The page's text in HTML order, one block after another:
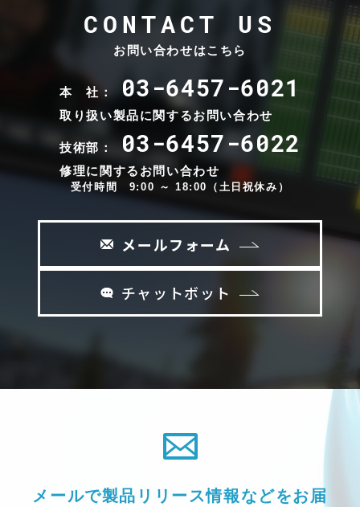
CONTACT US
お問い合わせはこちら
本 社： 03-6457-6021
取り扱い製品に関するお問い合わせ
技術部： 03-6457-6022
修理に関するお問い合わせ
受付時間 9:00 ～ 18:00（土日祝休み）
メールフォーム
チャットボット
メールで製品リリース情報などをお届